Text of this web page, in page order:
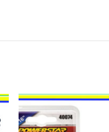
49267
-
HW-